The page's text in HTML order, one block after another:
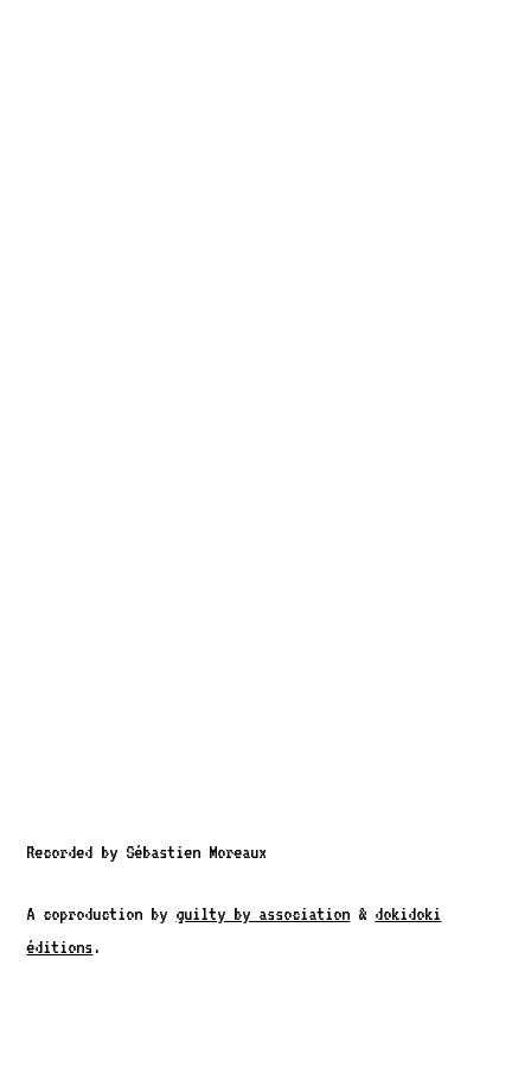
Recorded by Sébastien Moreaux
A coproduction by guilty by association & dokidoki
éditions .